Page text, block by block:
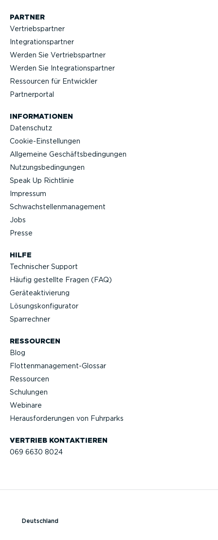
VERTRIEB KONTAK­TIEREN
069 6630 8024
HILFE
Technischer Support
Häufig gestellte Fragen (FAQ)
Geräteak­ti­vierung
Lösungs­kon­fi­gu­rator
Sparrechner
RESSOURCEN
Blog
Flotten­management-Glossar
Ressourcen
Schulungen
Webinare
Heraus­for­de­rungen von Fuhrparks
PARTNER
Vertriebs­partner
Integra­ti­ons­partner
Werden Sie Vertriebs­partner
Werden Sie Integra­ti­ons­partner
Ressourcen für Entwickler
Partner­portal
INFOR­MA­TIONEN
Datenschutz
Cookie-Ein­stel­lungen
Allgemeine Geschäfts­be­din­gungen
Nutzungs­be­din­gungen
Speak Up Richtlinie
Impressum
Schwach­stel­len­ma­nagement
Jobs
Presse
Deutschland